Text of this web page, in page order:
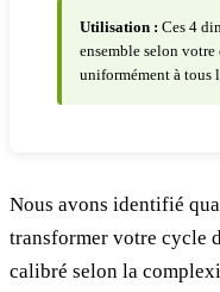
Utilisation : Ces 4
ensemble selon
uniformément à tous
Nous avons identifié
transformer votre cycle
calibré selon la